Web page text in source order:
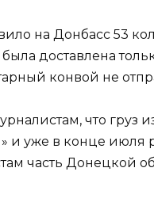
на Донбасс 53
доставлена
конвой не
что груз
и уже в конце июля
часть Донецкой